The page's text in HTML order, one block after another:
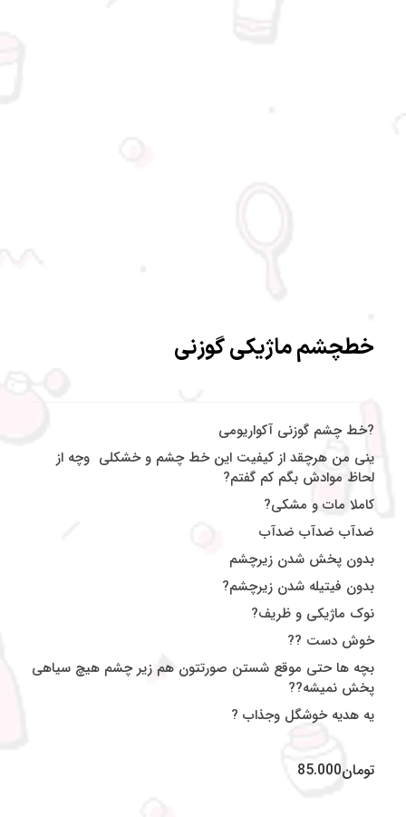
خطچشم ماژیکی گوزنی
?خط چشم گوزنی آکواریومی
ینی من هرچقد از کیفیت این خط چشم و خشکلی وچه از
لحاظ موادش بگم کم گفتم?
کاملا مات و مشکی?
ضدآب ضدآب ضدآب
بدون پخش شدن زیرچشم
بدون فیتیله شدن زیرچشم?
نوک ماژیکی و ظریف?
خوش دست ??
بچه ها حتی موقع شستن صورتتون هم زیر چشم هیچ سیاهی
پخش نمیشه??
یه هدیه خوشگل وجذاب ?
تومان85.000